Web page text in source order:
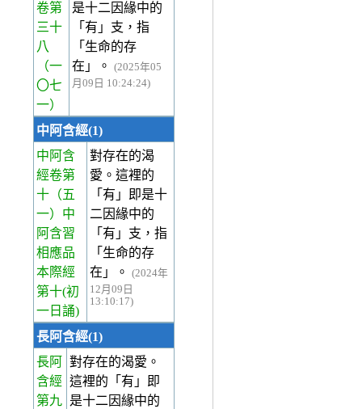
卷第
三十
八
（一
〇七
一）
是十二因緣中的
「有」支，指
「生命的存
在」。
(2025年05
月09日 10:24:24)
中阿含經(1)
中阿含
經卷第
十 （五
一）中
阿含習
相應品
本際經
第十(初
一日誦)
對存在的渴
愛。這裡的
「有」即是十
二因緣中的
「有」支，指
「生命的存
在」。
(2024年
12月09日
13:10:17)
長阿含經(1)
長阿
含經
第九
對存在的渴愛。
這裡的「有」即
是十二因緣中的